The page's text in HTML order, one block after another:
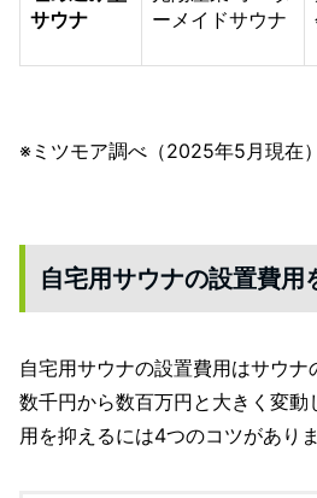
サウナ
ーメイドサウナ
※ミツモア調べ（2025年5月現在）
自宅用サウナの設置費用
自宅用サウナの設置費用はサウナ
数千円から数百万円と大きく変
用を抑えるには4つのコツがありま